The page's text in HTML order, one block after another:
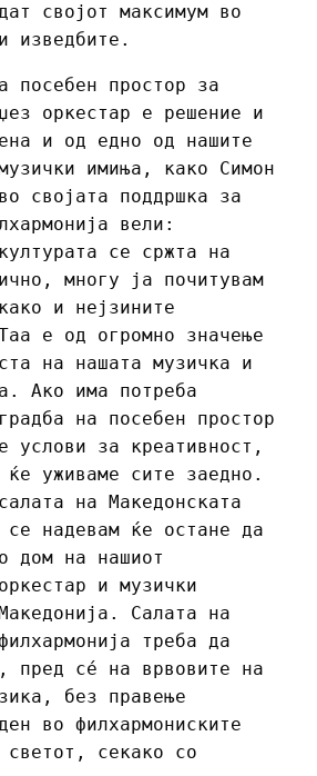
својот максимум во
изведбите.
посебен простор за
оркестар е решение и
и од едно од нашите
имиња, како Симон
својата поддршка за
вели:
се сржта на
многу ја почитувам
и нејзините
е од огромно значење
на нашата музичка и
Ако има потреба
на посебен простор
услови за креативност,
уживаме сите заедно.
на Македонската
се надевам ќе остане да
дом на нашиот
и музички
Салата на
треба да
пред сé на врвовите на
без правење
во филхармониските
светот, секако со